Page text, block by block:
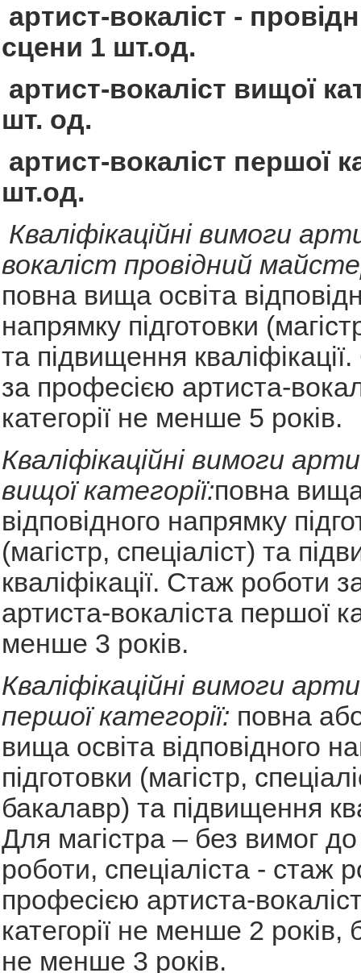
артист-вокаліст -
сцени 1 шт.од.
артист-вокаліст вищої
шт. од.
артист-вокаліст першої
шт.од.
Кваліфікаційні вимоги
вокаліст провідний
повна вища освіта
напрямку підготовки
та підвищення
за професією артиста-
категорії не менше 5 років.
Кваліфікаційні вимоги
вищої категорії:повна
відповідного напрямку
(магістр, спеціаліст) та
кваліфікації. Стаж роботи
артиста-вокаліста першої
менше 3 років.
Кваліфікаційні вимоги
першої категорії: повна
вища освіта відповідного
підготовки (магістр,
бакалавр) та підвищення
Для магістра – без вимог
роботи, спеціаліста - стаж
професією артиста-
категорії не менше 2 років,
не менше 3 років.